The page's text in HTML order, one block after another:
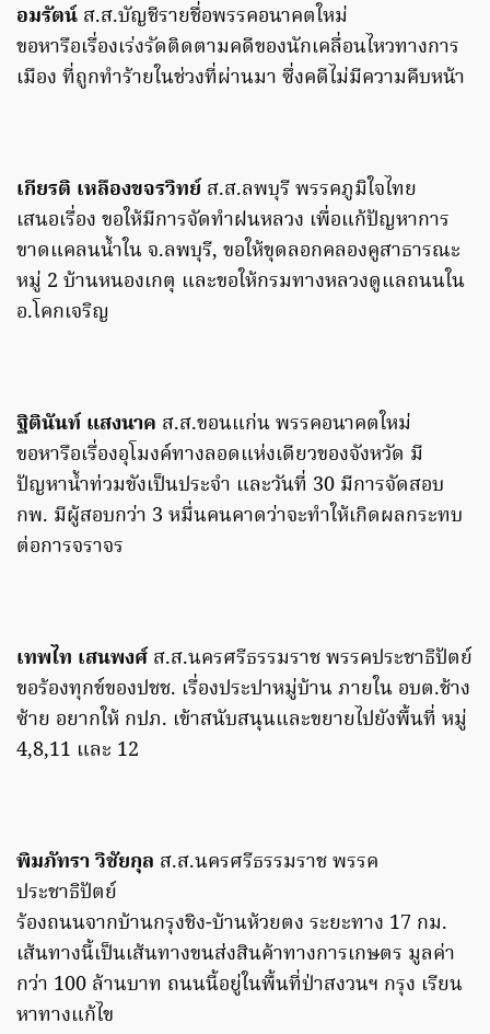
อมรัตน์ ส.ส.บัญชีรายชื่อพรรคอนาคตใหม่
ขอหารือเรื่องเร่งรัดติดตามคดีของนักเคลื่อนไหวทางการ
เมือง ที่ถูกทำร้ายในช่วงที่ผ่านมา ซึ่งคดีไม่มีความคืบหน้า
เกียรติ เหลืองขจรวิทย์ ส.ส.ลพบุรี พรรคภูมิใจไทย
เสนอเรื่อง ขอให้มีการจัดทำฝนหลวง เพื่อแก้ปัญหาการ
ขาดแคลนน้ำใน จ.ลพบุรี, ขอให้ขุดลอกคลองคูสาธารณะ
หมู่ 2 บ้านหนองเกตุ และขอให้กรมทางหลวงดูแลถนนใน
อ.โคกเจริญ
ฐิตินันท์ แสงนาค ส.ส.ขอนแก่น พรรคอนาคตใหม่
ขอหารือเรื่องอุโมงค์ทางลอดแห่งเดียวของจังหวัด มี
ปัญหาน้ำท่วมขังเป็นประจำ และวันที่ 30 มีการจัดสอบ
กพ. มีผู้สอบกว่า 3 หมื่นคนคาดว่าจะทำให้เกิดผลกระทบ
ต่อการจราจร
เทพไท เสนพงศ์ ส.ส.นครศรีธรรมราช พรรคประชาธิปัตย์
ขอร้องทุกข์ของปชช. เรื่องประปาหมู่บ้าน ภายใน อบต.ช้าง
ซ้าย อยากให้ กปภ. เข้าสนับสนุนและขยายไปยังพื้นที่ หมู่
4,8,11 และ 12
พิมภัทรา วิชัยกุล ส.ส.นครศรีธรรมราช พรรค
ประชาธิปัตย์
ร้องถนนจากบ้านกรุงชิง-บ้านห้วยตง ระยะทาง 17 กม.
เส้นทางนี้เป็นเส้นทางขนส่งสินค้าทางการเกษตร มูลค่า
กว่า 100 ล้านบาท ถนนนี้อยู่ในพื้นที่ป่าสงวนฯ กรุง เรียน
หาทางแก้ไข